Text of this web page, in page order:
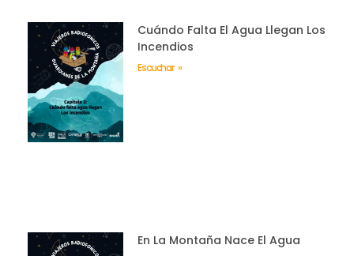
Cuándo Falta El Agua Llegan Los
Incendios
Escuchar »
En La Montaña Nace El Agua